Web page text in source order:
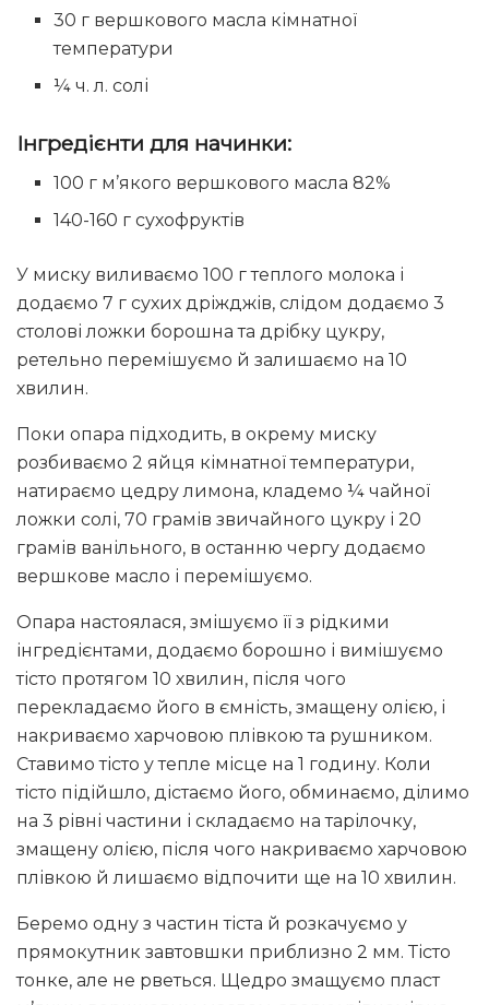
30 г вершкового масла кімнатної
температури
¼ ч. л. солі
Інгредієнти для начинки:
100 г м’якого вершкового масла 82%
140-160 г сухофруктів
У миску виливаємо 100 г теплого молока і
додаємо 7 г сухих дріжджів, слідом додаємо 3
столові ложки борошна та дрібку цукру,
ретельно перемішуємо й залишаємо на 10
хвилин.
Поки опара підходить, в окрему миску
розбиваємо 2 яйця кімнатної температури,
натираємо цедру лимона, кладемо ¼ чайної
ложки солі, 70 грамів звичайного цукру і 20
грамів ванільного, в останню чергу додаємо
вершкове масло і перемішуємо.
Опара настоялася, змішуємо її з рідкими
інгредієнтами, додаємо борошно і вимішуємо
тісто протягом 10 хвилин, після чого
перекладаємо його в ємність, змащену олією, і
накриваємо харчовою плівкою та рушником.
Ставимо тісто у тепле місце на 1 годину. Коли
тісто підійшло, дістаємо його, обминаємо, ділимо
на 3 рівні частини і складаємо на тарілочку,
змащену олією, після чого накриваємо харчовою
плівкою й лишаємо відпочити ще на 10 хвилин.
Беремо одну з частин тіста й розкачуємо у
прямокутник завтовшки приблизно 2 мм. Тісто
тонке, але не рветься. Щедро змащуємо пласт